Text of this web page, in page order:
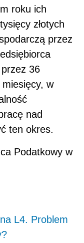
roku ich
złotych
przez
36
w
nad
ten okres.
Podatkowy w
L4. Problem